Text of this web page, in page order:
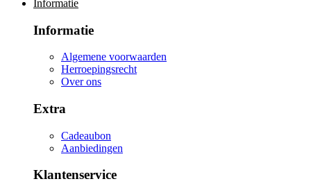
Informatie
Informatie
Algemene voorwaarden
Herroepingsrecht
Over ons
Extra
Cadeaubon
Aanbiedingen
Klantenservice